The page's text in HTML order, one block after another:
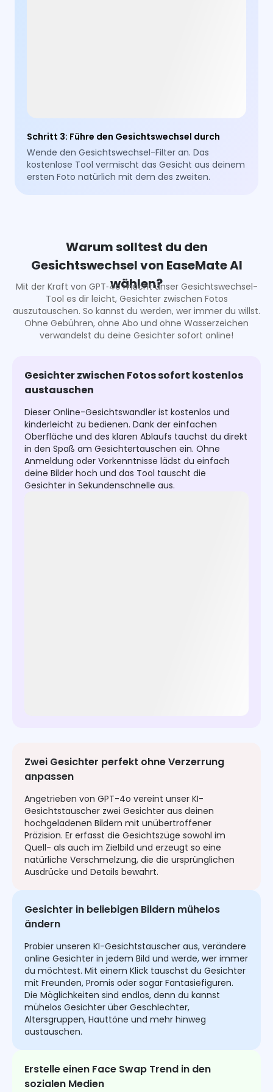
Schritt 3: Führe den Gesichtswechsel durch
Wende den Gesichtswechsel-Filter an. Das
kostenlose Tool vermischt das Gesicht aus deinem
ersten Foto natürlich mit dem des zweiten.
Warum solltest du den
Gesichtswechsel von EaseMate AI
wählen?
Mit der Kraft von GPT‑4o macht unser Gesichtswechsel-
Tool es dir leicht, Gesichter zwischen Fotos
auszutauschen. So kannst du werden, wer immer du willst.
Ohne Gebühren, ohne Abo und ohne Wasserzeichen
verwandelst du deine Gesichter sofort online!
Gesichter zwischen Fotos sofort kostenlos
austauschen
Dieser Online-Gesichtswandler ist kostenlos und
kinderleicht zu bedienen. Dank der einfachen
Oberfläche und des klaren Ablaufs tauchst du direkt
in den Spaß am Gesichtertauschen ein. Ohne
Anmeldung oder Vorkenntnisse lädst du einfach
deine Bilder hoch und das Tool tauscht die
Gesichter in Sekundenschnelle aus.
Zwei Gesichter perfekt ohne Verzerrung
anpassen
Angetrieben von GPT-4o vereint unser KI-
Gesichtstauscher zwei Gesichter aus deinen
hochgeladenen Bildern mit unübertroffener
Präzision. Er erfasst die Gesichtszüge sowohl im
Quell- als auch im Zielbild und erzeugt so eine
natürliche Verschmelzung, die die ursprünglichen
Ausdrücke und Details bewahrt.
Gesichter in beliebigen Bildern mühelos
ändern
Probier unseren KI-Gesichtstauscher aus, verändere
online Gesichter in jedem Bild und werde, wer immer
du möchtest. Mit einem Klick tauschst du Gesichter
mit Freunden, Promis oder sogar Fantasiefiguren.
Die Möglichkeiten sind endlos, denn du kannst
mühelos Gesichter über Geschlechter,
Altersgruppen, Hauttöne und mehr hinweg
austauschen.
Erstelle einen Face Swap Trend in den
sozialen Medien